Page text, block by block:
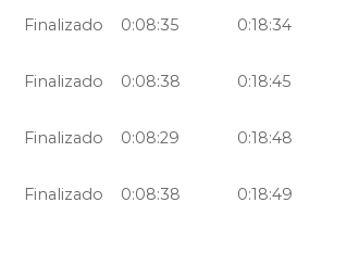
Finalizado 0:08:35 0:18:34
Finalizado 0:08:38 0:18:45
Finalizado 0:08:29 0:18:48
Finalizado 0:08:38 0:18:49